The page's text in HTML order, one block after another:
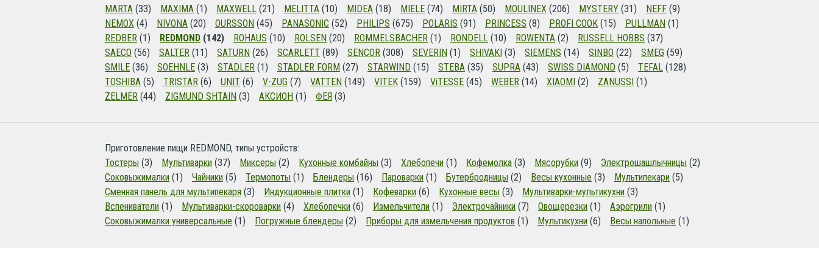
MARTA (33) MAXIMA (1) MAXWELL (21) MELITTA (10) MIDEA (18) MIELE (74) MIRTA (50) MOULINEX (206) MYSTERY (31) NEFF (9)
NEMOX (4) NIVONA (20) OURSSON (45) PANASONIC (52) PHILIPS (675) POLARIS (91) PRINCESS (8) PROFI COOK (15) PULLMAN (1)
REDBER (1) REDMOND (142) ROHAUS (10) ROLSEN (20) ROMMELSBACHER (1) RONDELL (10) ROWENTA (2) RUSSELL HOBBS (37)
SAECO (56) SALTER (11) SATURN (26) SCARLETT (89) SENCOR (308) SEVERIN (1) SHIVAKI (3) SIEMENS (14) SINBO (22) SMEG (59)
SMILE (36) SOEHNLE (3) STADLER (1) STADLER FORM (27) STARWIND (15) STEBA (35) SUPRA (43) SWISS DIAMOND (5) TEFAL (128)
TOSHIBA (5) TRISTAR (6) UNIT (6) V-ZUG (7) VATTEN (149) VITEK (159) ViTESSE (45) WEBER (14) XIAOMI (2) ZANUSSI (1)
ZELMER (44) ZIGMUND SHTAIN (3) АКСИОН (1) ФЕЯ (3)
Приготовление пищи REDMOND, типы устройств:
Тостеры (3) Мультиварки (37) Миксеры (2) Кухонные комбайны (3) Хлебопечи (1) Кофемолка (3) Мясорубки (9) Электрошашлычницы (2)
Соковыжималки (1) Чайники (5) Термопоты (1) Блендеры (16) Пароварки (1) Бутербродницы (2) Весы кухонные (3) Мультипекари (5)
Сменная панель для мультипекаря (3) Индукционные плитки (1) Кофеварки (6) Кухонные весы (3) Мультиварки-мультикухни (3)
Вспениватели (1) Мультиварки-скороварки (4) Хлебопечки (6) Измельчители (1) Электрочайники (7) Овощерезки (1) Аэрогрили (1)
Соковыжималки универсальные (1) Погружные блендеры (2) Приборы для измельчения продуктов (1) Мультикухни (6) Весы напольные (1)